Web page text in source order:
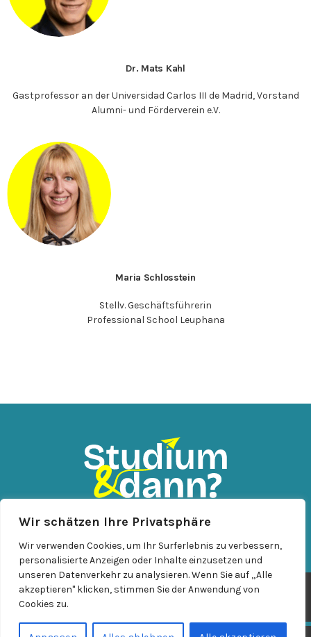
Wir schätzen Ihre Privatsphäre
Wir verwenden Cookies, um Ihr Surferlebnis zu verbessern,
personalisierte Anzeigen oder Inhalte einzusetzen und
unseren Datenverkehr zu analysieren. Wenn Sie auf „Alle
akzeptieren" klicken, stimmen Sie der Anwendung von
Cookies zu.
Dr. Mats Kahl
Gastprofessor an der Universidad Carlos III de Madrid, Vorstand
Alumni- und Förderverein e.V.
Maria Schlosstein
Stellv. Geschäftsführerin
Professional School Leuphana
© Leuphana GmbH